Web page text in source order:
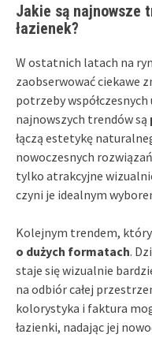
Jakie są najnowsze
łazienek?
W ostatnich latach na
zaobserwować ciekawe
potrzeby
najnowszych trendów są
łączą estetykę
nowoczesnych
tylko atrakcyjne
czyni je idealnym
Kolejnym trendem,
o dużych formatach.
staje się wizualnie
na odbiór całej
kolorystyka i faktura
łazienki, nadając jej